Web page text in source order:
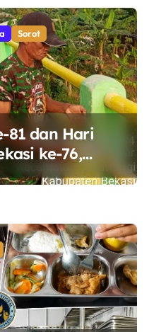
Sorot
81 dan Hari
ke-76,
Gotong